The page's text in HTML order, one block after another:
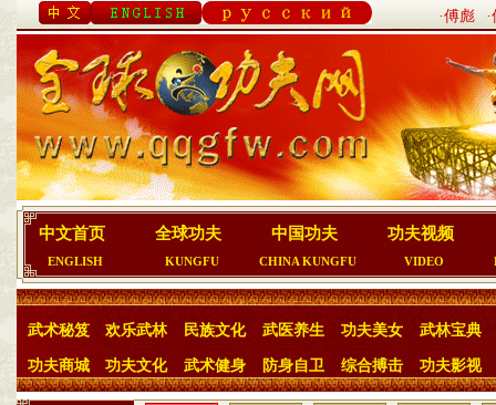
·傅彪
中文首页
ENGLISH
全球功夫
KUNGFU
中国功夫
CHINA KUNGFU
功夫视频
VIDEO
武术秘笈 欢乐武林 民族文化 武医养生 功夫美女 武林宝典
功夫商城 功夫文化 武术健身 防身自卫 综合搏击 功夫影视